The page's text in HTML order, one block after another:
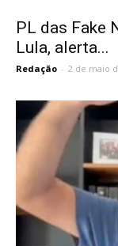
PL das Fake
Lula, alerta...
Redação - 2 de maio